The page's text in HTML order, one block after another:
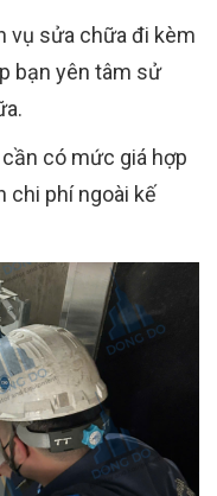
vụ sửa chữa đi kèm
bạn yên tâm sử
có mức giá hợp
chi phí ngoài kế